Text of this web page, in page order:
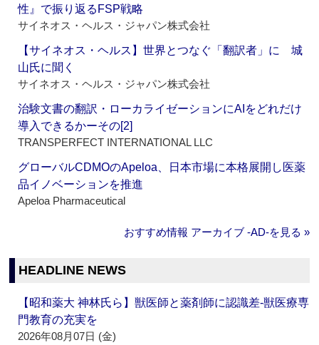
性』で振り返るFSP戦略
サイネオス・ヘルス・ジャパン株式会社
【サイネオス・ヘルス】世界とつなぐ「翻訳者」に 城
山氏に聞く
サイネオス・ヘルス・ジャパン株式会社
治験文書の翻訳・ローカライゼーションにAIをどれだけ
導入できるかーその[2]
TRANSPERFECT INTERNATIONAL LLC
グローバルCDMOのApeloa、日本市場に本格展開し医薬
品イノベーションを推進
Apeloa Pharmaceutical
おすすめ情報 アーカイブ ‐AD‐を見る »
HEADLINE NEWS
【昭和薬大 神林氏ら】獣医師と薬剤師に認識差‐獣医療専
門教育の充実を
2026年08月07日 (金)